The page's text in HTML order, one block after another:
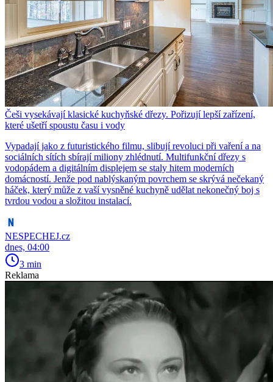
Češi vysekávají klasické kuchyňské dřezy. Pořizují lepší zařízení,
které ušetří spoustu času i vody
Vypadají jako z futuristického filmu, slibují revoluci při vaření a na
sociálních sítích sbírají miliony zhlédnutí. Multifunkční dřezy s
vodopádem a digitálním displejem se staly hitem moderních
domácností. Jenže pod nablýskaným povrchem se skrývá nečekaný
háček, který může z vaší vysněné kuchyně udělat nekonečný boj s
tvrdou vodou a složitou instalací.
NESPECHEJ.cz
dnes, 04:00
3 min
Reklama